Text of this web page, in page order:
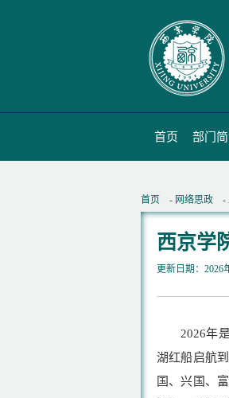
首页 部门
首页 - 网络思政 -
西京学
更新日期：2026
2026年
湖红船启航
国、兴国、